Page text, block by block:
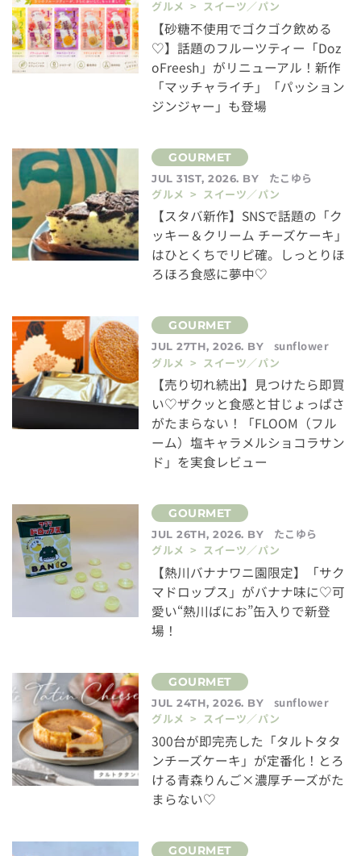
グルメ > スイーツ／パン
【砂糖不使用でゴクゴク飲める
♡】話題のフルーツティー「Doz
oFreesh」がリニューアル！新作
「マッチャライチ」「パッション
ジンジャー」も登場
JUL 31ST, 2026. BY
たこゆら
グルメ > スイーツ／パン
【スタバ新作】SNSで話題の「ク
ッキー＆クリーム チーズケーキ」
はひとくちでリピ確。しっとりほ
ろほろ食感に夢中♡
JUL 27TH, 2026. BY
sunflower
グルメ > スイーツ／パン
【売り切れ続出】見つけたら即買
い♡ザクッと食感と甘じょっぱさ
がたまらない！「FLOOM（フル
ーム）塩キャラメルショコラサン
ド」を実食レビュー
JUL 26TH, 2026. BY
たこゆら
グルメ > スイーツ／パン
【熱川バナナワニ園限定】「サク
マドロップス」がバナナ味に♡可
愛い“熱川ばにお”缶入りで新登
場！
JUL 24TH, 2026. BY
sunflower
グルメ > スイーツ／パン
300台が即完売した「タルトタタ
ンチーズケーキ」が定番化！とろ
ける青森りんご×濃厚チーズがた
まらない♡